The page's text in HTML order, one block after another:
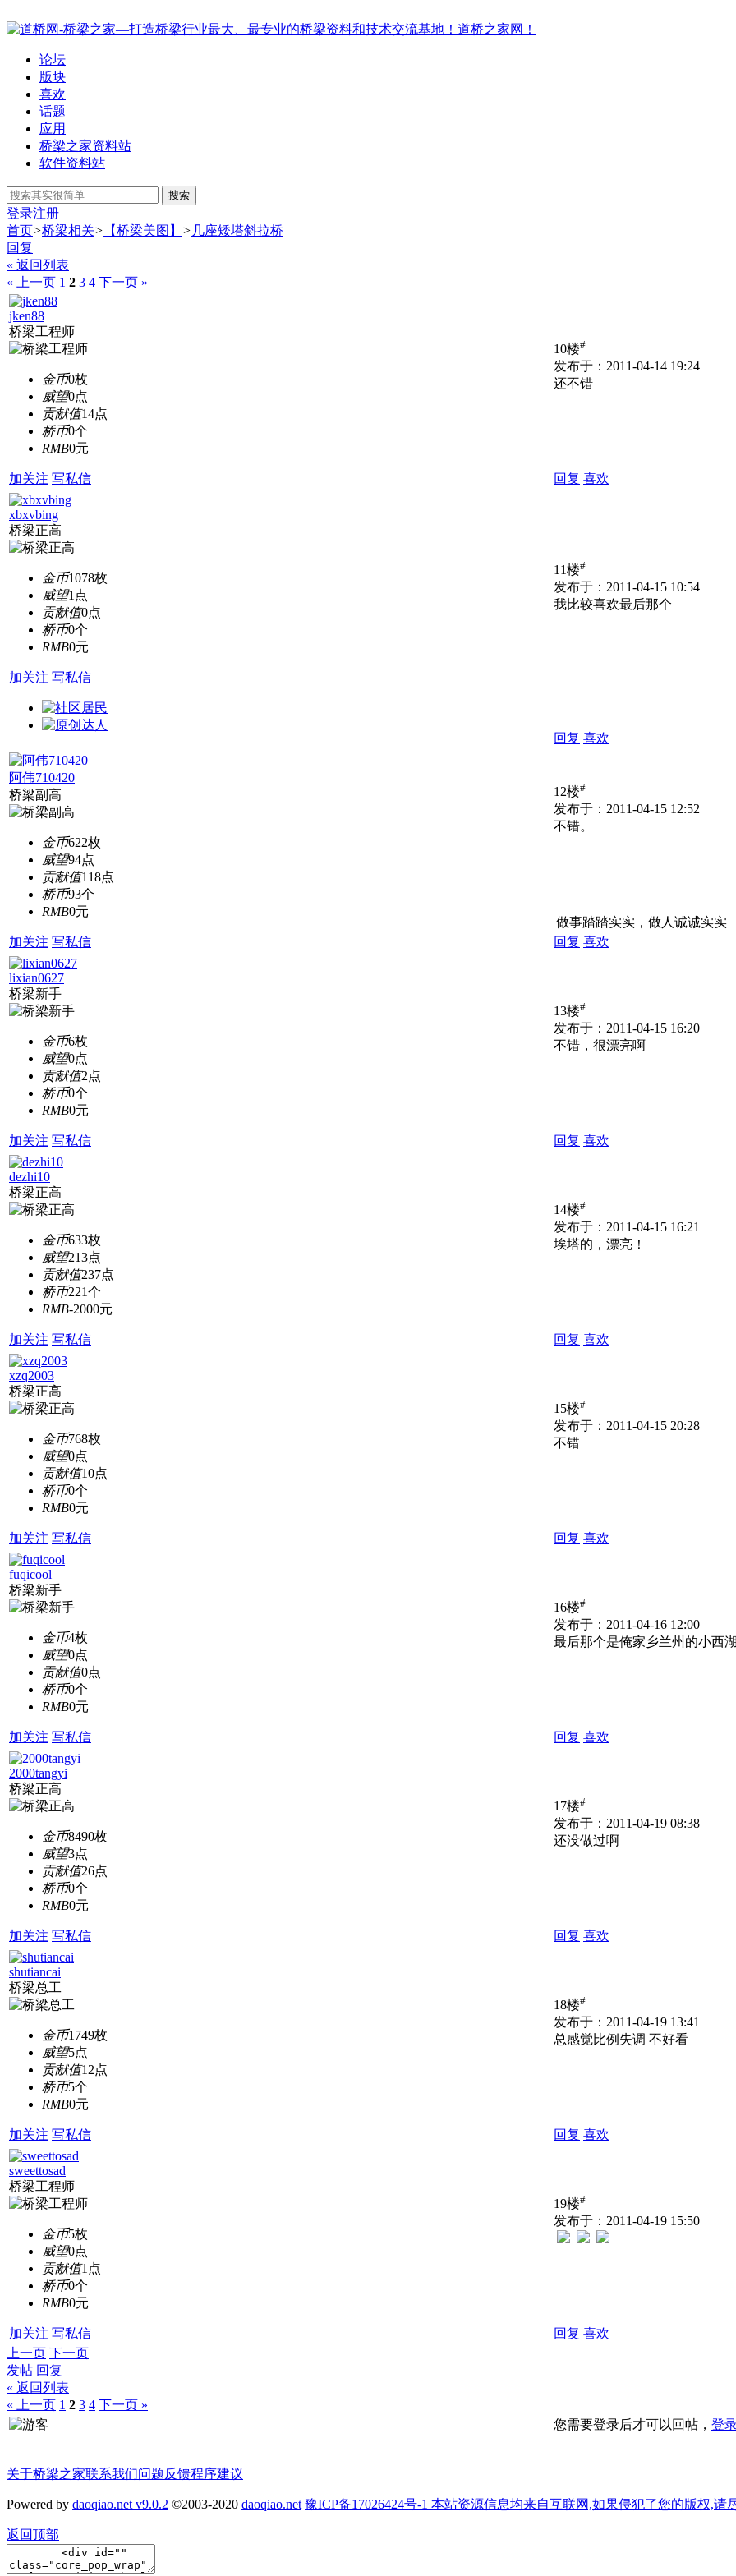
论坛
版块
喜欢
话题
应用
桥梁之家资料站
软件资料站
搜索
登录注册
首页>桥梁相关> 【桥梁美图】 > 几座矮塔斜拉桥
回复
« 返回列表
« 上一页 1 2 3 4 下一页 »
jken88
桥梁工程师
金币0枚
威望0点
贡献值14点
桥币0个
RMB0元
加关注 写私信
10楼#
发布于：2011-04-14 19:24
还不错
回复 喜欢
xbxvbing
桥梁正高
金币1078枚
威望1点
贡献值0点
桥币0个
RMB0元
加关注 写私信
11楼#
发布于：2011-04-15 10:54
我比较喜欢最后那个
回复 喜欢
阿伟710420
桥梁副高
金币622枚
威望94点
贡献值118点
桥币93个
RMB0元
加关注 写私信
12楼#
发布于：2011-04-15 12:52
不错。
做事踏踏实实，做人诚诚实实
回复 喜欢
lixian0627
桥梁新手
金币6枚
威望0点
贡献值2点
桥币0个
RMB0元
加关注 写私信
13楼#
发布于：2011-04-15 16:20
不错，很漂亮啊
回复 喜欢
dezhi10
桥梁正高
金币633枚
威望213点
贡献值237点
桥币221个
RMB-2000元
加关注 写私信
14楼#
发布于：2011-04-15 16:21
埃塔的，漂亮！
回复 喜欢
xzq2003
桥梁正高
金币768枚
威望0点
贡献值10点
桥币0个
RMB0元
加关注 写私信
15楼#
发布于：2011-04-15 20:28
不错
回复 喜欢
fuqicool
桥梁新手
金币4枚
威望0点
贡献值0点
桥币0个
RMB0元
加关注 写私信
16楼#
发布于：2011-04-16 12:00
最后那个是俺家乡兰州的小西
回复 喜欢
2000tangyi
桥梁正高
金币8490枚
威望3点
贡献值26点
桥币0个
RMB0元
加关注 写私信
17楼#
发布于：2011-04-19 08:38
还没做过啊
回复 喜欢
shutiancai
桥梁总工
金币1749枚
威望5点
贡献值12点
桥币5个
RMB0元
加关注 写私信
18楼#
发布于：2011-04-19 13:41
总感觉比例失调 不好看
回复 喜欢
sweettosad
桥梁工程师
金币5枚
威望0点
贡献值1点
桥币0个
RMB0元
加关注 写私信
19楼#
发布于：2011-04-19 15:50
回复 喜欢
上一页 下一页
发帖 回复
« 返回列表
« 上一页 1 2 3 4 下一页 »
您需要登录后才可以回帖， 登
关于桥梁之家联系我们问题反馈程序建议
Powered by daoqiao.net v9.0.2 ©2003-2020 daoqiao.net 豫ICP备17026424号-1 本站资源信息均来自互联网,如果侵犯了您的版权,请
返回顶部